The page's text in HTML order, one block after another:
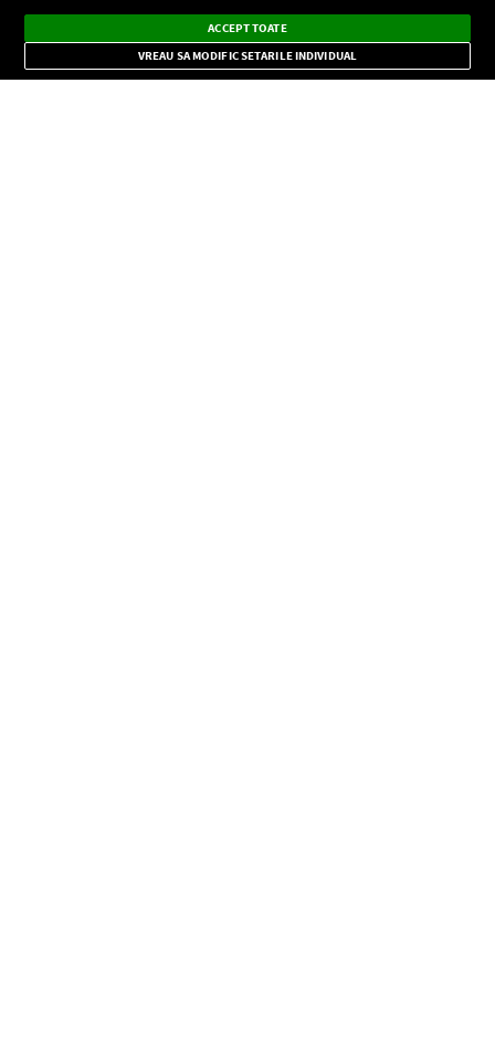
CONFIDENŢIALITATE
Dark
Mode
Radio live, podcasturi, știri și alerte
importante.
×
ACCEPT TOATE
VREAU SA MODIFIC SETARILE INDIVIDUAL